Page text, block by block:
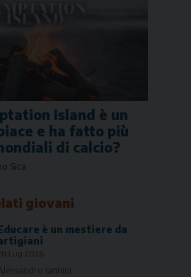
Island è un
e ha fatto più
di calcio?
Sica
giovani
è un mestiere da
28 Lug 2026
Iannini